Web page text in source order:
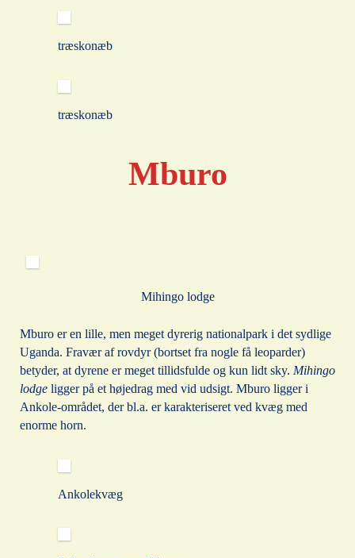
træskonæb
træskonæb
Mburo
Mihingo lodge
Mburo er en lille, men meget dyrerig nationalpark i det sydlige
Uganda. Fravær af rovdyr (bortset fra nogle få leoparder)
betyder, at dyrene er meget tillidsfulde og kun lidt sky. Mihingo
lodge ligger på et højedrag med vid udsigt. Mburo ligger i
Ankole-området, der bl.a. er karakteriseret ved kvæg med
enorme horn.
Ankolekvæg